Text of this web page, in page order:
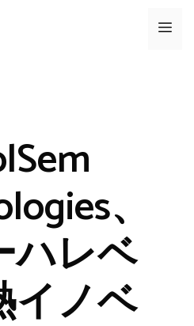
メ
、
ハレベ
イノベ